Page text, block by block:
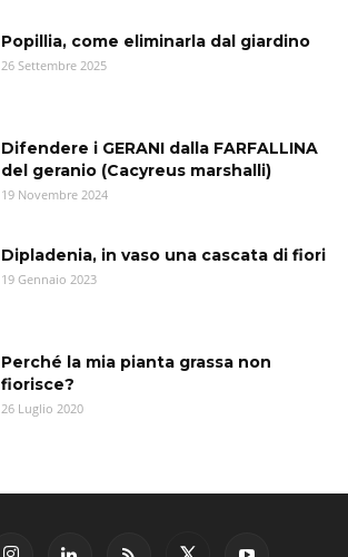
Popillia, come eliminarla dal giardino
26 Settembre 2025
Difendere i GERANI dalla FARFALLINA
del geranio (Cacyreus marshalli)
19 Novembre 2024
Dipladenia, in vaso una cascata di fiori
19 Gennaio 2023
Perché la mia pianta grassa non
fiorisce?
26 Luglio 2020